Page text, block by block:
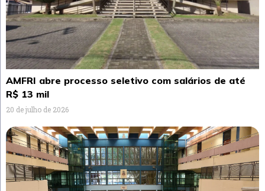
AMFRI abre processo seletivo com salários de até
R$ 13 mil
20 de julho de 2026